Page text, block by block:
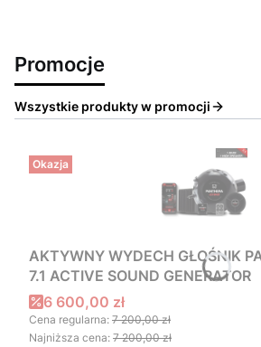
Promocje
Wszystkie produkty w promocji
Okazja
AKTYWNY WYDECH GŁOŚNIK
7.1 ACTIVE SOUND GENERATOR
Cena promocyjna
6 600,00 zł
Cena regularna: 7 200,00 zł
Najniższa cena: 7 200,00 zł